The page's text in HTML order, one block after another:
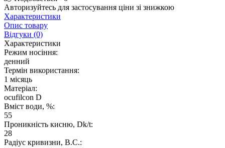
Авторизуйтесь для застосування ціни зі знижкою
Характеристики
Опис товару
Відгуки (0)
Характеристики
Режим носіння:
денний
Термін використання:
1 місяць
Матеріал:
ocufilcon D
Вміст води, %:
55
Проникність кисню, Dk/t:
28
Радіус кривизни, B.C.: